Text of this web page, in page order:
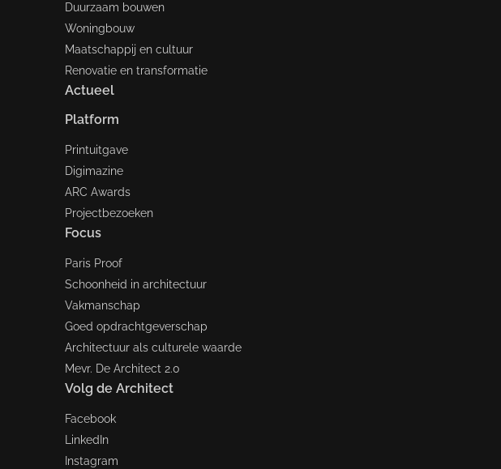
Duurzaam bouwen
Woningbouw
Maatschappij en cultuur
Renovatie en transformatie
Actueel
Platform
Printuitgave
Digimazine
ARC Awards
Projectbezoeken
Focus
Paris Proof
Schoonheid in architectuur
Vakmanschap
Goed opdrachtgeverschap
Architectuur als culturele waarde
Mevr. De Architect 2.0
Volg de Architect
Facebook
LinkedIn
Instagram